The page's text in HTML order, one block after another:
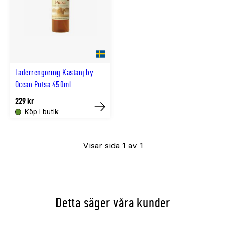
Läderrengöring Kastanj by
Ocean Putsa 450ml
Köp i butik
229 kr
Tillfälligt
online
Visar sida 1 av 1
Detta säger våra kunder